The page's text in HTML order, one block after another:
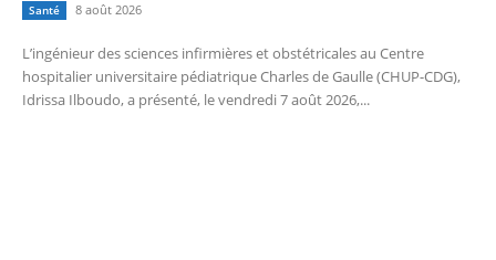
Santé 8 août 2026
L’ingénieur des sciences infirmières et obstétricales au Centre
hospitalier universitaire pédiatrique Charles de Gaulle (CHUP-CDG),
Idrissa Ilboudo, a présenté, le vendredi 7 août 2026,...